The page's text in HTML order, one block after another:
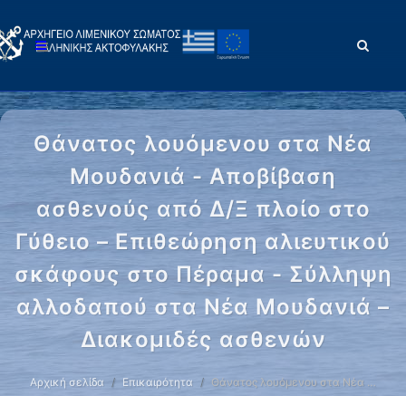
Θάνατος λουόμενου στα Νέα
Μουδανιά - Αποβίβαση
ασθενούς από Δ/Ξ πλοίο στο
Γύθειο – Επιθεώρηση αλιευτικού
σκάφους στο Πέραμα - Σύλληψη
αλλοδαπού στα Νέα Μουδανιά –
Διακομιδές ασθενών
Αρχική σελίδα Επικαιρότητα Θάνατος λουόμενου στα Νέα …